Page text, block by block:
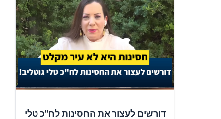
דורשים לעצור את החסינות לח"כ טלי